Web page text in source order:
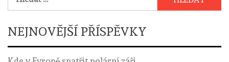
NEJNOVĚJŠÍ PŘÍSPĚVKY